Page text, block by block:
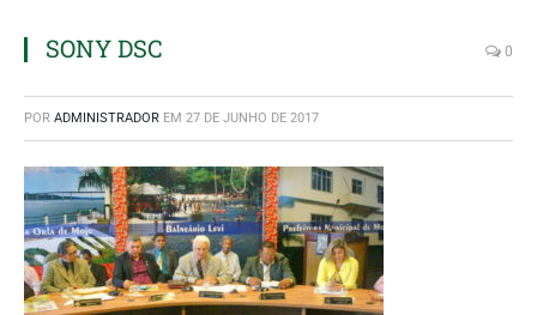
SONY DSC 0
POR ADMINISTRADOR EM 27 DE JUNHO DE 2017